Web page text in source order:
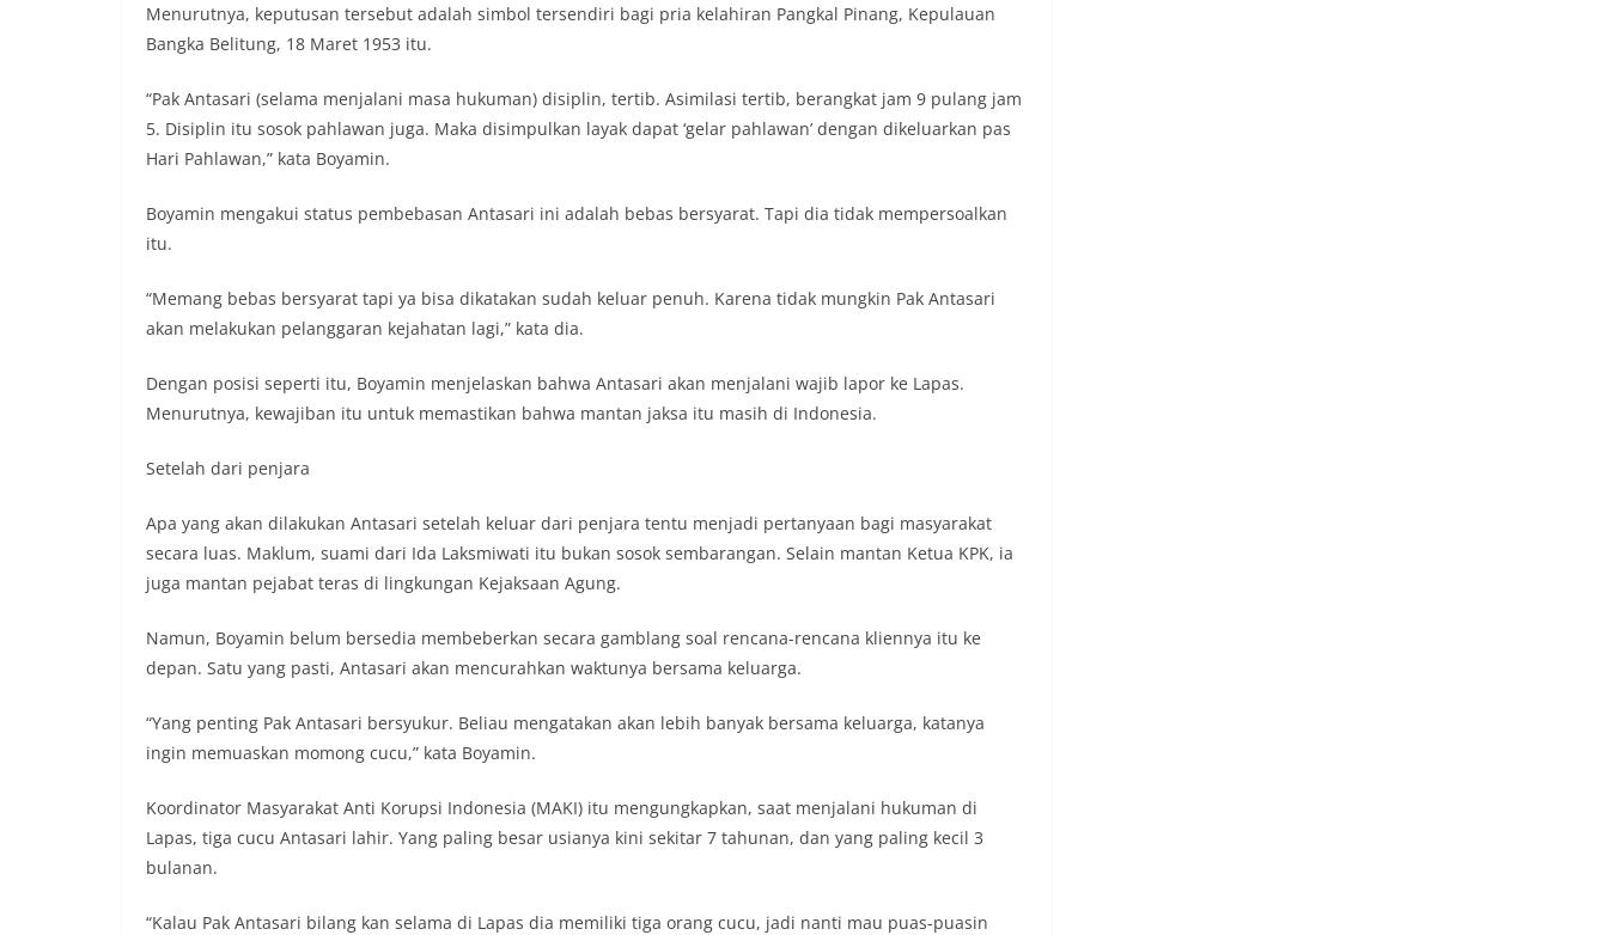
Menurutnya, keputusan tersebut adalah simbol tersendiri bagi pria kelahiran Pangkal Pinang, Kepulauan
Bangka Belitung, 18 Maret 1953 itu.
“Pak Antasari (selama menjalani masa hukuman) disiplin, tertib. Asimilasi tertib, berangkat jam 9 pulang jam
5. Disiplin itu sosok pahlawan juga. Maka disimpulkan layak dapat ‘gelar pahlawan’ dengan dikeluarkan pas
Hari Pahlawan,” kata Boyamin.
Boyamin mengakui status pembebasan Antasari ini adalah bebas bersyarat. Tapi dia tidak mempersoalkan
itu.
“Memang bebas bersyarat tapi ya bisa dikatakan sudah keluar penuh. Karena tidak mungkin Pak Antasari
akan melakukan pelanggaran kejahatan lagi,” kata dia.
Dengan posisi seperti itu, Boyamin menjelaskan bahwa Antasari akan menjalani wajib lapor ke Lapas.
Menurutnya, kewajiban itu untuk memastikan bahwa mantan jaksa itu masih di Indonesia.
Setelah dari penjara
Apa yang akan dilakukan Antasari setelah keluar dari penjara tentu menjadi pertanyaan bagi masyarakat
secara luas. Maklum, suami dari Ida Laksmiwati itu bukan sosok sembarangan. Selain mantan Ketua KPK, ia
juga mantan pejabat teras di lingkungan Kejaksaan Agung.
Namun, Boyamin belum bersedia membeberkan secara gamblang soal rencana-rencana kliennya itu ke
depan. Satu yang pasti, Antasari akan mencurahkan waktunya bersama keluarga.
“Yang penting Pak Antasari bersyukur. Beliau mengatakan akan lebih banyak bersama keluarga, katanya
ingin memuaskan momong cucu,” kata Boyamin.
Koordinator Masyarakat Anti Korupsi Indonesia (MAKI) itu mengungkapkan, saat menjalani hukuman di
Lapas, tiga cucu Antasari lahir. Yang paling besar usianya kini sekitar 7 tahunan, dan yang paling kecil 3
bulanan.
“Kalau Pak Antasari bilang kan selama di Lapas dia memiliki tiga orang cucu, jadi nanti mau puas-puasin